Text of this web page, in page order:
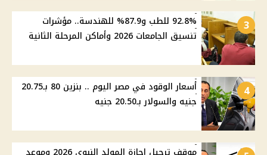
3
92.8% للطب و87.9% للهندسة.. مؤشرات
تنسيق الجامعات 2026 وأماكن المرحلة الثانية
4
أسعار الوقود في مصر اليوم .. بنزين 80 بـ20.75
جنيه والسولار بـ20.50 جنيه